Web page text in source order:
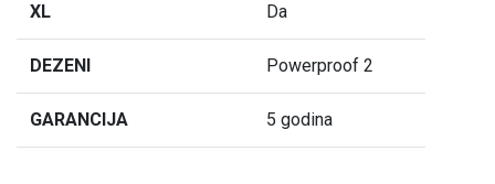
XL Da
DEZENI Powerproof 2
GARANCIJA 5 godina